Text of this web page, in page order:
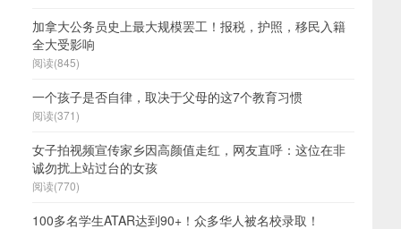
加拿大公务员史上最大规模罢工！报税，护照，移民入籍
全大受影响
阅读(845)
一个孩子是否自律，取决于父母的这7个教育习惯
阅读(371)
女子拍视频宣传家乡因高颜值走红，网友直呼：这位在非
诚勿扰上站过台的女孩
阅读(770)
100多名学生ATAR达到90+！众多华人被名校录取！